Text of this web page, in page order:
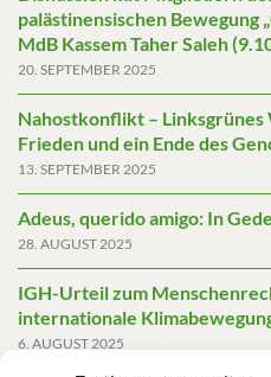
palästinensischen Bewegung
MdB Kassem Taher Saleh
20. SEPTEMBER 2025
Nahostkonflikt –
Frieden und ein Ende des
13. SEPTEMBER 2025
Adeus, querido amigo: In
28. AUGUST 2025
IGH-Urteil zum
internationale
6. AUGUST 2025